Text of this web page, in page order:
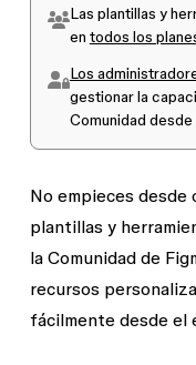
Las plantillas y
en todos los
Los
gestionar la
Comunidad
No empieces desde
plantillas y
la Comunidad de
recursos
fácilmente desde el